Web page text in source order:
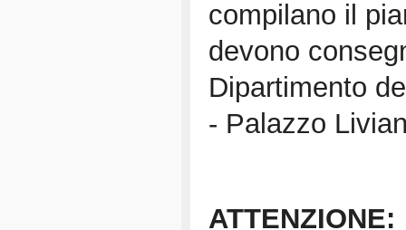
compilano il
devono
Dipartimento
- Palazzo
ATTENZIONE: